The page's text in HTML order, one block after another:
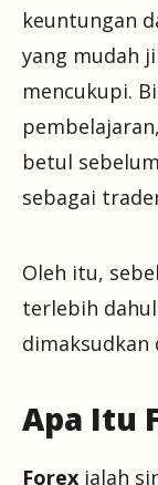
keuntungan
yang mudah
mencukupi.
betul
sebagai
Oleh itu,
terlebih
dimaksudkan
Apa Itu
Forex ialah